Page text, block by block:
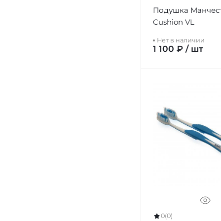
Подушка
Cushion VL
Нет в наличии
1 100 ₽ / шт
0(0)